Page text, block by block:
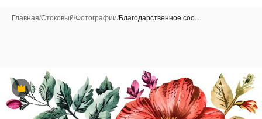
Главная/Стоковый/Фотографии/Благодарственное соо…
Премиум